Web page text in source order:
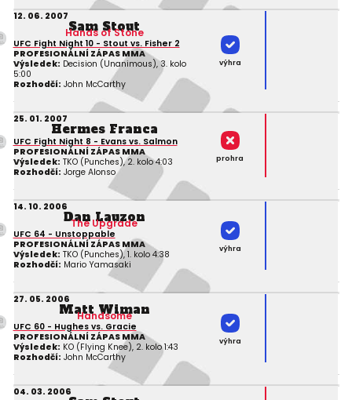
12. 06. 2007
Sam Stout
Hands of Stone
UFC Fight Night 10 - Stout vs. Fisher 2
PROFESIONÁLNÍ ZÁPAS MMA
Výsledek: Decision (Unanimous), 3. kolo
5:00
Rozhodčí: John McCarthy
výhra
25. 01. 2007
Hermes Franca
UFC Fight Night 8 - Evans vs. Salmon
PROFESIONÁLNÍ ZÁPAS MMA
Výsledek: TKO (Punches), 2. kolo 4:03
Rozhodčí: Jorge Alonso
prohra
14. 10. 2006
Dan Lauzon
The Upgrade
UFC 64 - Unstoppable
PROFESIONÁLNÍ ZÁPAS MMA
Výsledek: TKO (Punches), 1. kolo 4:38
Rozhodčí: Mario Yamasaki
výhra
27. 05. 2006
Matt Wiman
Handsome
UFC 60 - Hughes vs. Gracie
PROFESIONÁLNÍ ZÁPAS MMA
Výsledek: KO (Flying Knee), 2. kolo 1:43
Rozhodčí: John McCarthy
výhra
04. 03. 2006